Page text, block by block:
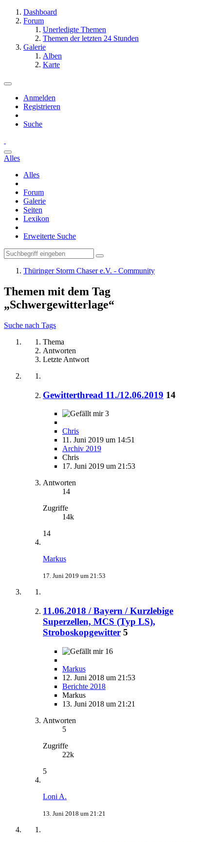
Dashboard
Forum
Unerledigte Themen
Themen der letzten 24 Stunden
Galerie
Alben
Karte
Anmelden
Registrieren
Suche
Alles
Alles
Forum
Galerie
Seiten
Lexikon
Erweiterte Suche
Thüringer Storm Chaser e.V. - Community
Themen mit dem Tag
„Schwergewitterlage“
Suche nach Tags
Thema
Antworten
Letzte Antwort
Gewitterthread 11./12.06.2019 14
3
Chris
11. Juni 2019 um 14:51
Archiv 2019
Chris
17. Juni 2019 um 21:53
Antworten
14
Zugriffe
14k
14
Markus
17. Juni 2019 um 21:53
11.06.2018 / Bayern / Kurzlebige
Superzellen, MCS (Typ LS),
Stroboskopgewitter 5
16
Markus
12. Juni 2018 um 21:53
Berichte 2018
Markus
13. Juni 2018 um 21:21
Antworten
5
Zugriffe
22k
5
Loni A.
13. Juni 2018 um 21:21